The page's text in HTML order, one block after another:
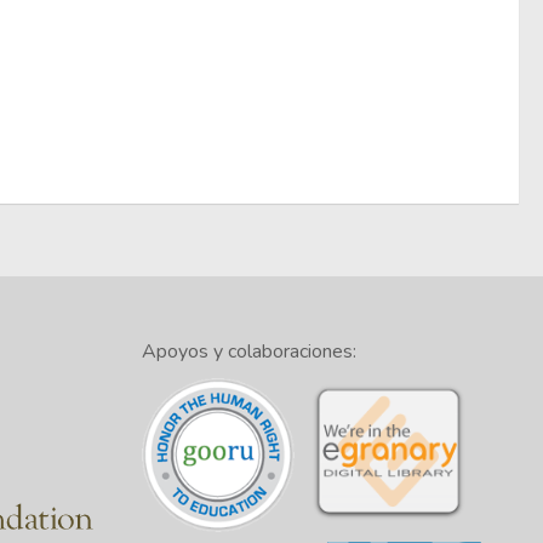
Apoyos y colaboraciones: